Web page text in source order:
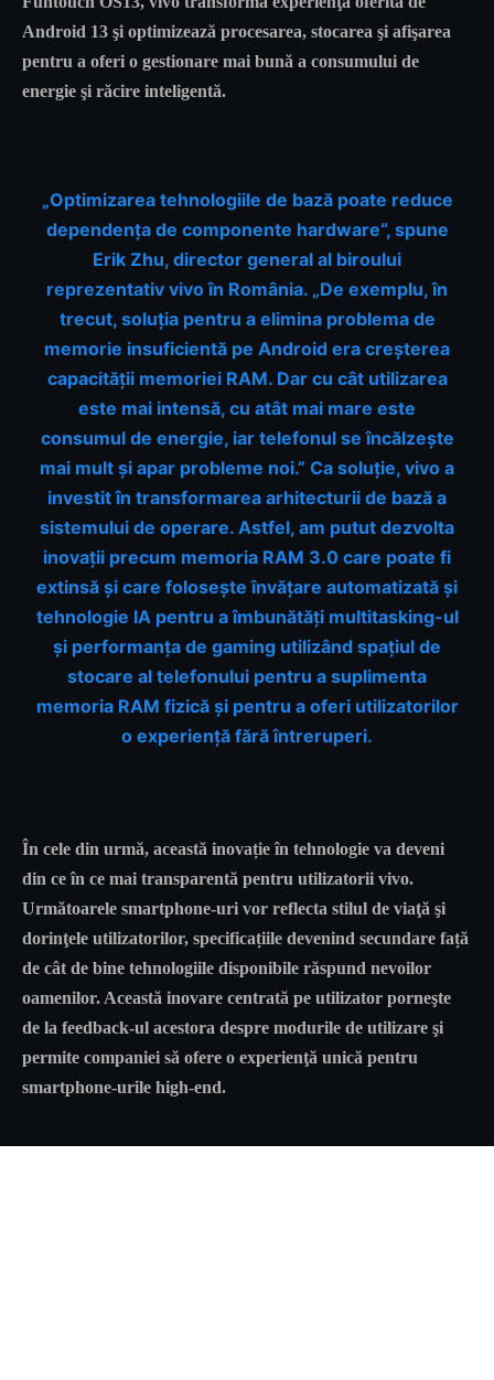
Android 13 şi optimizează procesarea, stocarea şi afişarea
pentru a oferi o gestionare mai bună a consumului de
energie şi răcire inteligentă.
„Optimizarea tehnologiile de bază poate reduce
dependenţa de componente hardware“, spune
Erik Zhu, director general al biroului
reprezentativ vivo în România. „De exemplu, în
trecut, soluţia pentru a elimina problema de
memorie insuficientă pe Android era creşterea
capacităţii memoriei RAM. Dar cu cât utilizarea
este mai intensă, cu atât mai mare este
consumul de energie, iar telefonul se încălzeşte
mai mult şi apar probleme noi.” Ca soluţie, vivo a
investit în transformarea arhitecturii de bază a
sistemului de operare. Astfel, am putut dezvolta
inovaţii precum memoria RAM 3.0 care poate fi
extinsă şi care foloseşte învăţare automatizată şi
tehnologie IA pentru a îmbunătăţi multitasking-ul
şi performanţa de gaming utilizând spaţiul de
stocare al telefonului pentru a suplimenta
memoria RAM fizică şi pentru a oferi utilizatorilor
o experienţă fără întreruperi.
În cele din urmă, această inovație în tehnologie va deveni
din ce în ce mai transparentă pentru utilizatorii vivo.
Următoarele smartphone-uri vor reflecta stilul de viaţă şi
dorinţele utilizatorilor, specificațiile devenind secundare față
de cât de bine tehnologiile disponibile răspund nevoilor
oamenilor. Această inovare centrată pe utilizator porneşte
de la feedback-ul acestora despre modurile de utilizare şi
permite companiei să ofere o experienţă unică pentru
smartphone-urile high-end.